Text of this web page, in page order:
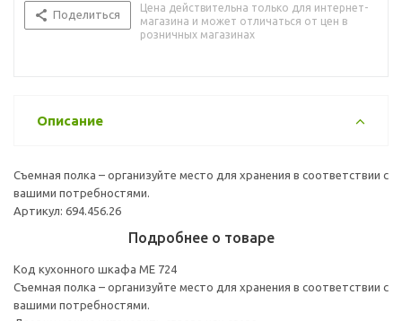
Поделиться
Цена действительна только для интернет-
магазина и может отличаться от цен в
розничных магазинах
Описание
Съемная полка – организуйте место для хранения в соответствии с
вашими потребностями.
Артикул: 694.456.26
Подробнее о товаре
Код кухонного шкафа ME 724
Съемная полка – организуйте место для хранения в соответствии с
вашими потребностями.